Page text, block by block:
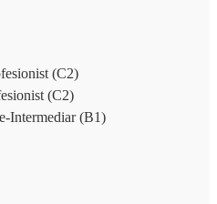
(C2)
(C2)
Intermediar (B1)